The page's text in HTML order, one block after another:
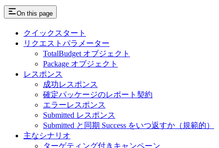
On this page
クイックスタート
リクエストパラメーター
TotalBudget オブジェクト
Package オブジェクト
レスポンス
成功レスポンス
確定パッケージのレポート契約
エラーレスポンス
Submitted レスポンス
Submitted と同期 Success をいつ返すか（規範的）
主なシナリオ
ターゲティング付きキャンペーン